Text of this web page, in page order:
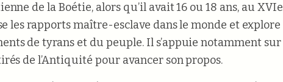
de la Boétie, alors qu’il avait 16 ou 18 ans, au XVIe
les rapports maître-esclave dans le monde et explore
de tyrans et du peuple. Il s’appuie notamment sur
de l’Antiquité pour avancer son propos.